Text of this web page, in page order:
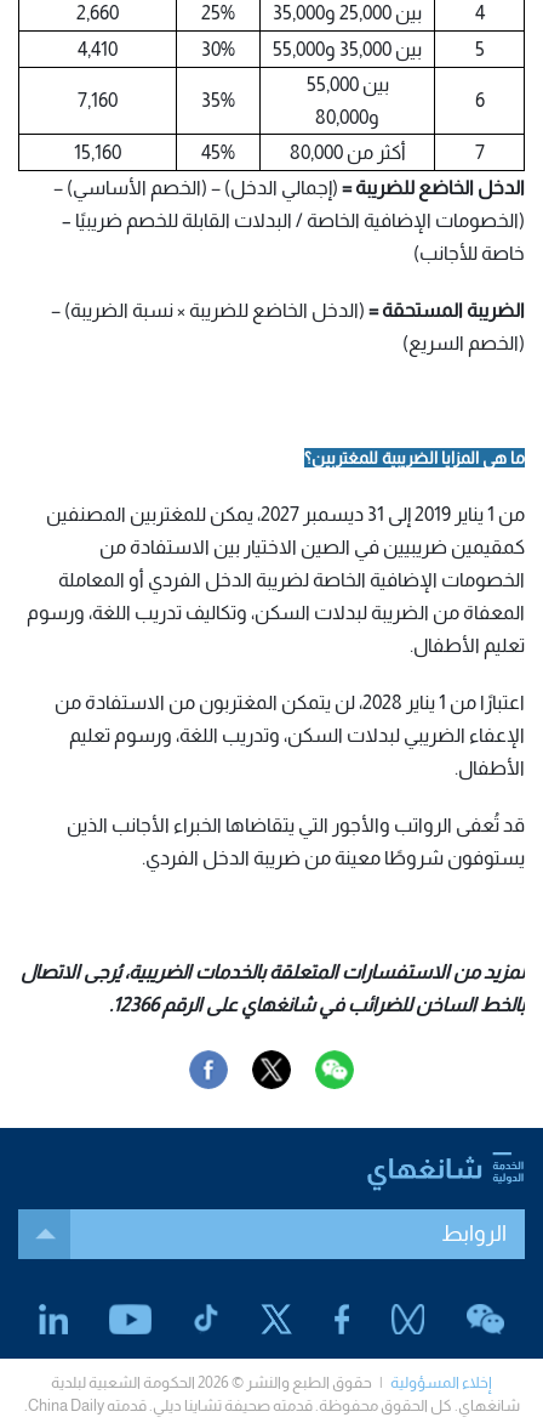
4
بين 25,000 و35,000 25%
2,660
5
بين 35,000 و55,000 30%
4,410
6
بين 55,000
و80,000
35%
7,160
7 أكثر من 80,000 45%
15,160
الدخل الخاضع للضريبة = (إجمالي الدخل) − (الخصم الأساسي) −
(الخصومات الإضافية الخاصة / البدلات القابلة للخصم ضريبيًا –
خاصة للأجانب)
الضريبة المستحقة = (الدخل الخاضع للضريبة × نسبة الضريبة) −
(الخصم السريع)
ما هي المزايا الضريبية للمغتربين؟
من 1 يناير 2019 إلى 31 ديسمبر 2027، يمكن للمغتربين المصنفين
كمقيمين ضريبيين في الصين الاختيار بين الاستفادة من
الخصومات الإضافية الخاصة لضريبة الدخل الفردي أو المعاملة
المعفاة من الضريبة لبدلات السكن، وتكاليف تدريب اللغة، ورسوم
تعليم الأطفال.
اعتبارًا من 1 يناير 2028، لن يتمكن المغتربون من الاستفادة من
الإعفاء الضريبي لبدلات السكن، وتدريب اللغة، ورسوم تعليم
الأطفال.
قد تُعفى الرواتب والأجور التي يتقاضاها الخبراء الأجانب الذين
يستوفون شروطًا معينة من ضريبة الدخل الفردي.
لمزيد من الاستفسارات المتعلقة بالخدمات الضريبية، يُرجى الاتصال
بالخط الساخن للضرائب في شانغهاي على الرقم 12366.
الروابط
إخلاء المسؤولية
| حقوق الطبع والنشر © 2026 الحكومة الشعبية لبلدية
شانغهاي. كل الحقوق محفوظة. قدمته صحيفة تشاينا ديلي. قدمته China Daily.